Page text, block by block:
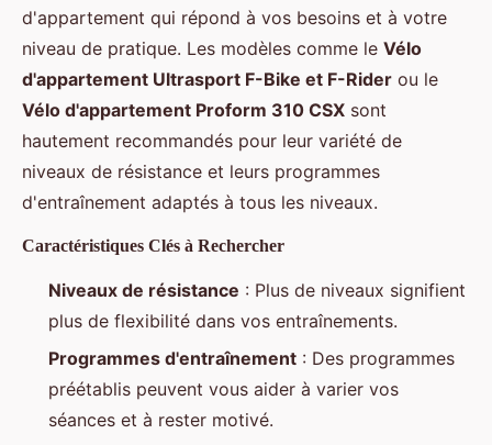
d'appartement qui répond à vos besoins et à votre
niveau de pratique. Les modèles comme le Vélo
d'appartement Ultrasport F-Bike et F-Rider ou le
Vélo d'appartement Proform 310 CSX sont
hautement recommandés pour leur variété de
niveaux de résistance et leurs programmes
d'entraînement adaptés à tous les niveaux.
Caractéristiques Clés à Rechercher
Niveaux de résistance : Plus de niveaux signifient
plus de flexibilité dans vos entraînements.
Programmes d'entraînement : Des programmes
préétablis peuvent vous aider à varier vos
séances et à rester motivé.